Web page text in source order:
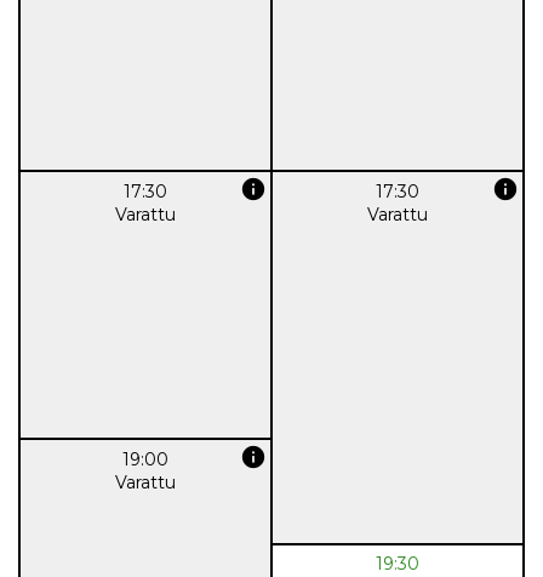
17:30 info
Varattu
17:30 info
Varattu
19:00 info
Varattu
19:30